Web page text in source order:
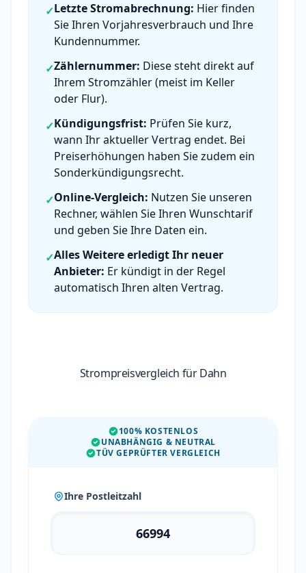
✓Letzte Stromabrechnung: Hier finden
Sie Ihren Vorjahresverbrauch und Ihre
Kundennummer.
✓Zählernummer: Diese steht direkt auf
Ihrem Stromzähler (meist im Keller
oder Flur).
✓Kündigungsfrist: Prüfen Sie kurz,
wann Ihr aktueller Vertrag endet. Bei
Preiserhöhungen haben Sie zudem ein
Sonderkündigungsrecht.
✓Online-Vergleich: Nutzen Sie unseren
Rechner, wählen Sie Ihren Wunschtarif
und geben Sie Ihre Daten ein.
✓Alles Weitere erledigt Ihr neuer
Anbieter: Er kündigt in der Regel
automatisch Ihren alten Vertrag.
Strompreisvergleich für Dahn
100% KOSTENLOS
UNABHÄNGIG & NEUTRAL
TÜV GEPRÜFTER VERGLEICH
Ihre Postleitzahl